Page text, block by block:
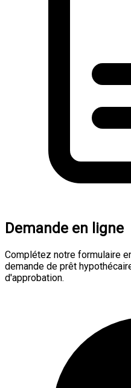
Demande en ligne
Complétez notre formulaire
demande de prêt
d'approbation.